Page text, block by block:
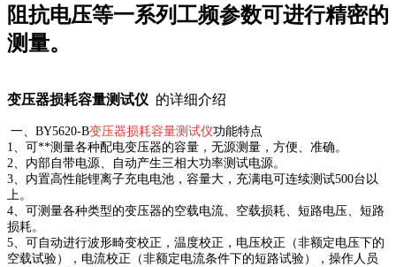
阻抗电压等一系列工频参数可进行精密的
测量。
变压器损耗容量测试仪 的详细介绍
一、 BY5620-B变压器损耗容量测试仪功能特点
1、可**测量各种配电变压器的容量，无源测量，方便、准确。
2、内部自带电源、自动产生三相大功率测试电源。
3、内置高性能锂离子充电电池，容量大，充满电可连续测试500台以
上。
4、可测量各种类型的变压器的空载电流、空载损耗、短路电压、短路
损耗。
5、可自动进行波形畸变校正，温度校正，电压校正（非额定电压下的
空载试验），电流校正（非额定电流条件下的短路试验），操作人员